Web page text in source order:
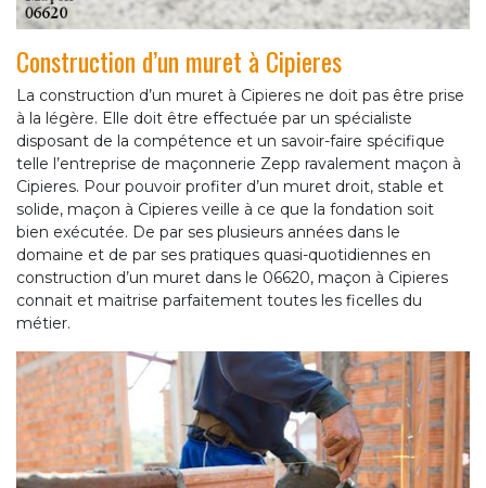
Construction d’un muret à Cipieres
La construction d’un muret à Cipieres ne doit pas être prise
à la légère. Elle doit être effectuée par un spécialiste
disposant de la compétence et un savoir-faire spécifique
telle l’entreprise de maçonnerie Zepp ravalement maçon à
Cipieres. Pour pouvoir profiter d’un muret droit, stable et
solide, maçon à Cipieres veille à ce que la fondation soit
bien exécutée. De par ses plusieurs années dans le
domaine et de par ses pratiques quasi-quotidiennes en
construction d’un muret dans le 06620, maçon à Cipieres
connait et maitrise parfaitement toutes les ficelles du
métier.